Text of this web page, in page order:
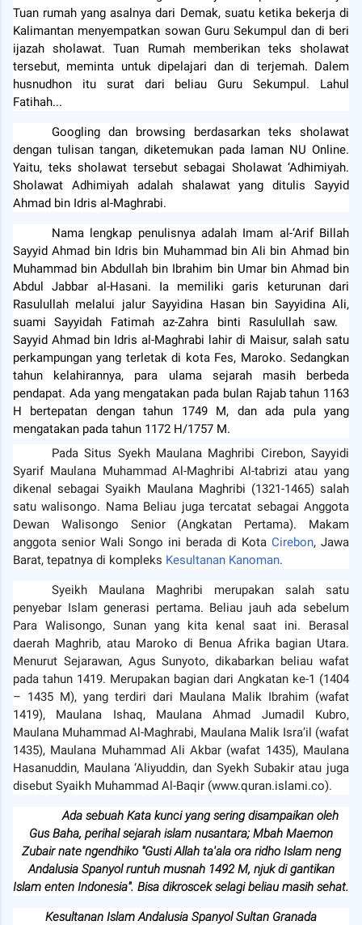
Tuan rumah yang asalnya dari Demak, suatu ketika bekerja di
Kalimantan menyempatkan sowan Guru Sekumpul dan di beri
ijazah sholawat. Tuan Rumah memberikan teks sholawat
tersebut, meminta untuk dipelajari dan di terjemah. Dalem
husnudhon itu surat dari beliau Guru Sekumpul. Lahul
Fatihah...
Googling dan browsing berdasarkan teks sholawat
dengan tulisan tangan, diketemukan pada laman NU Online.
Yaitu, teks sholawat tersebut sebagai Sholawat ‘Adhimiyah.
Sholawat Adhimiyah adalah shalawat yang ditulis Sayyid
Ahmad bin Idris al-Maghrabi.
Nama lengkap penulisnya adalah Imam al-‘Arif Billah
Sayyid Ahmad bin Idris bin Muhammad bin Ali bin Ahmad bin
Muhammad bin Abdullah bin Ibrahim bin Umar bin Ahmad bin
Abdul Jabbar al-Hasani. Ia memiliki garis keturunan dari
Rasulullah melalui jalur Sayyidina Hasan bin Sayyidina Ali,
suami Sayyidah Fatimah az-Zahra binti Rasulullah saw.
Sayyid Ahmad bin Idris al-Maghrabi lahir di Maisur, salah satu
perkampungan yang terletak di kota Fes, Maroko. Sedangkan
tahun kelahirannya, para ulama sejarah masih berbeda
pendapat. Ada yang mengatakan pada bulan Rajab tahun 1163
H bertepatan dengan tahun 1749 M, dan ada pula yang
mengatakan pada tahun 1172 H/1757 M.
Pada Situs Syekh Maulana Maghribi Cirebon, Sayyidi
Syarif Maulana Muhammad Al-Maghribi Al-tabrizi atau yang
dikenal sebagai Syaikh Maulana Maghribi (1321-1465) salah
satu walisongo. Nama Beliau juga tercatat sebagai Anggota
Dewan Walisongo Senior (Angkatan Pertama). Makam
anggota senior Wali Songo ini berada di Kota Cirebon, Jawa
Barat, tepatnya di kompleks Kesultanan Kanoman.
Syeikh Maulana Maghribi merupakan salah satu
penyebar Islam generasi pertama. Beliau jauh ada sebelum
Para Walisongo, Sunan yang kita kenal saat ini. Berasal
daerah Maghrib, atau Maroko di Benua Afrika bagian Utara.
Menurut Sejarawan, Agus Sunyoto, dikabarkan beliau wafat
pada tahun 1419. Merupakan bagian dari Angkatan ke-1 (1404
– 1435 M), yang terdiri dari Maulana Malik Ibrahim (wafat
1419), Maulana Ishaq, Maulana Ahmad Jumadil Kubro,
Maulana Muhammad Al-Maghrabi, Maulana Malik Isra’il (wafat
1435), Maulana Muhammad Ali Akbar (wafat 1435), Maulana
Hasanuddin, Maulana ‘Aliyuddin, dan Syekh Subakir atau juga
disebut Syaikh Muhammad Al-Baqir (www.quran.islami.co).
Ada sebuah Kata kunci yang sering disampaikan oleh
Gus Baha, perihal sejarah islam nusantara; Mbah Maemon
Zubair nate ngendhiko "Gusti Allah ta'ala ora ridho Islam neng
Andalusia Spanyol runtuh musnah 1492 M, njuk di gantikan
Islam enten Indonesia". Bisa dikroscek selagi beliau masih sehat.
Kesultanan Islam Andalusia Spanyol Sultan Granada